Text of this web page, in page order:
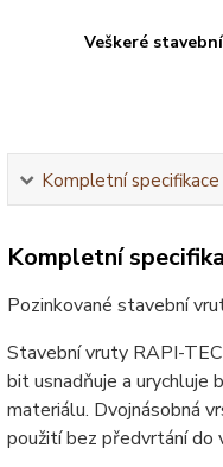
Veškeré
Kompletní specifikace
Kompletní
Pozinkované stavební
Stavební vruty RAPI-
bit usnadňuje a urychluje
materiálu. Dvojnásobná
použití bez předvrtání do